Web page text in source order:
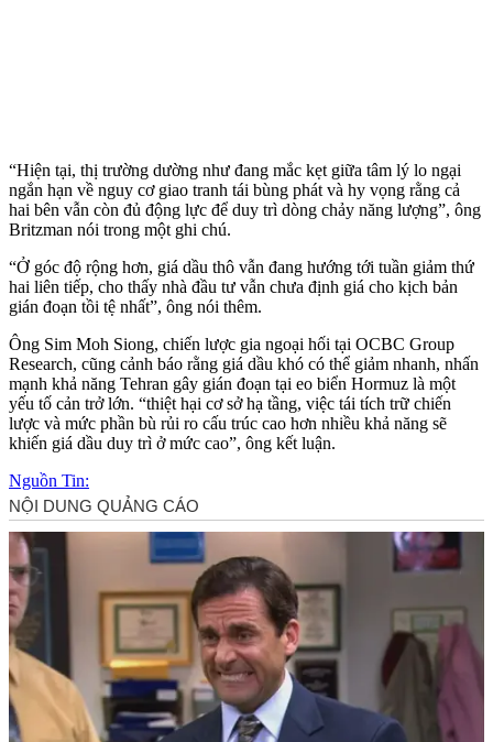
“Hiện tại, thị trường dường như đang mắc kẹt giữa tâm lý lo ngại
ngắn hạn về nguy cơ giao tranh tái bùng phát và hy vọng rằng cả
hai bên vẫn còn đủ động lực để duy trì dòng chảy năng lượng”, ông
Britzman nói trong một ghi chú.
“Ở góc độ rộng hơn, giá dầu thô vẫn đang hướng tới tuần giảm thứ
hai liên tiếp, cho thấy nhà đầu tư vẫn chưa định giá cho kịch bản
gián đoạn tồi tệ nhất”, ông nói thêm.
Ông Sim Moh Siong, chiến lược gia ngoại hối tại OCBC Group
Research, cũng cảnh báo rằng giá dầu khó có thể giảm nhanh, nhấn
mạnh khả năng Tehran gây gián đoạn tại eo biển Hormuz là một
yếu tố cản trở lớn. “thiệt hại cơ sở hạ tầng, việc tái tích trữ chiến
lược và mức phần bù rủi ro cấu trúc cao hơn nhiều khả năng sẽ
khiến giá dầu duy trì ở mức cao”, ông kết luận.
Nguồn Tin: